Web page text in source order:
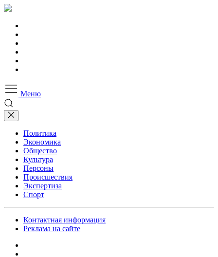
Меню
Политика
Экономика
Общество
Культура
Персоны
Происшествия
Экспертиза
Спорт
Контактная информация
Реклама на сайте